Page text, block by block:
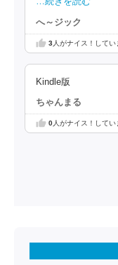
へ～ジック
3人がナイス！してい
Kindle版
ちゃんまる
0人がナイス！してい